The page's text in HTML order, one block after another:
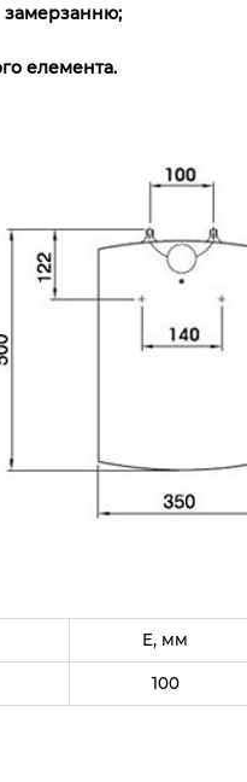
замерзанню;
елемента.
E, мм
100